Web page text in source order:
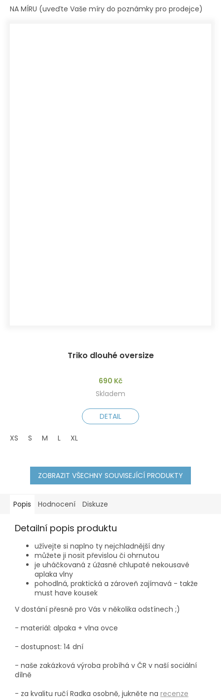
NA MÍRU (uveďte Vaše míry do poznámky pro prodejce)
Triko dlouhé oversize
690 Kč
Skladem
DETAIL
XS S M L XL
ZOBRAZIT VŠECHNY SOUVISEJÍCÍ PRODUKTY
Popis Hodnocení Diskuze
Detailní popis produktu
užívejte si naplno ty nejchladnější dny
můžete ji nosit převislou či ohrnutou
je uháčkovaná z úžasné chlupaté nekousavé
aplaka vlny
pohodlná, praktická a zároveň zajímavá - takže
must have kousek
V dostání přesně pro Vás v několika odstínech ;)
- materiál: alpaka + vlna ovce
- dostupnost: 14 dní
- naše zakázková výroba probíhá v ČR v naší sociální
dílně
- za kvalitu ručí Radka osobně, jukněte na recenze